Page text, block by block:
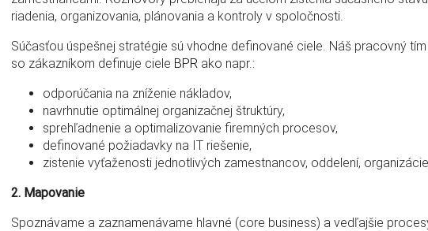
riadenia, organizovania, plánovania a kontroly v spoločnosti.
Súčasťou úspešnej stratégie sú vhodne definované ciele. Náš pracovný
so zákazníkom definuje ciele BPR ako napr.:
odporúčania na zníženie nákladov,
navrhnutie optimálnej organizačnej štruktúry,
sprehľadnenie a optimalizovanie firemných procesov,
definované požiadavky na IT riešenie,
zistenie vyťaženosti jednotlivých zamestnancov, oddelení,
2. Mapovanie
Spoznávame a zaznamenávame hlavné (core business) a vedľajšie